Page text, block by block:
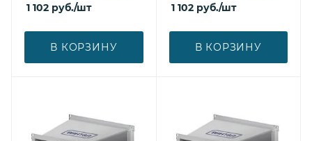
1 102 руб./шт
В КОРЗИНУ
1 102руб./шт
В КОРЗИНУ